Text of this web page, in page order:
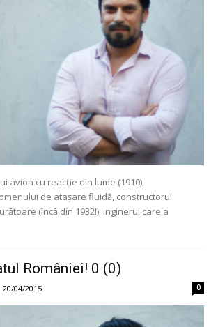
avion cu reacție din lume (1910),
de atașare fluidă, constructorul
(încă din 1932!), inginerul care a
României! 0 (0)
20/04/2015 0